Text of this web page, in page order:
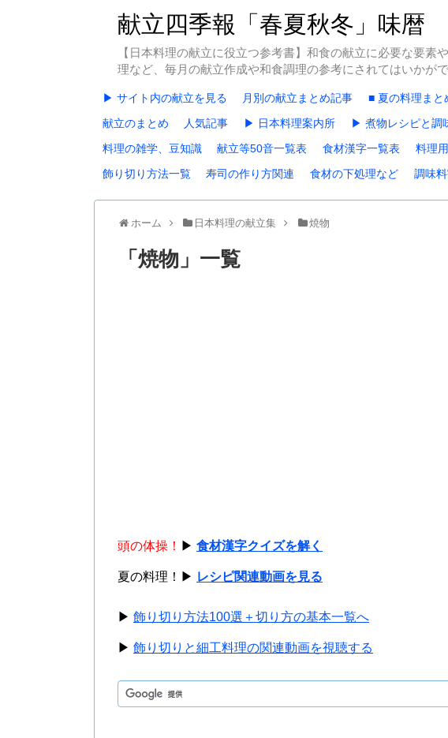
献立四季報「春夏秋冬」味暦
【日本料理の献立に役立つ参考書】和食の献立に必要な要
理など、毎月の献立作成や和食調理の参考にされてはいかがで
▶ サイト内の献立を見る 月別の献立まとめ記事 ■ 夏の料理まと
献立のまとめ
人気記事 ▶ 日本料理案内所 ▶ 煮物レシピと調
料理の雑学、豆知識
献立等50音一覧表 食材漢字一覧表 料理
飾り切り方法一覧
寿司の作り方関連 食材の下処理など 調味
ホーム 日本料理の献立集 焼物
「 焼物 」 一覧
頭の体操！ ▶ 食材漢字クイズを解く
夏の料理！▶ レシピ関連動画を見る
▶ 飾り切り方法100選＋切り方の基本一覧へ
▶ 飾り切りと細工料理の関連動画を視聴する